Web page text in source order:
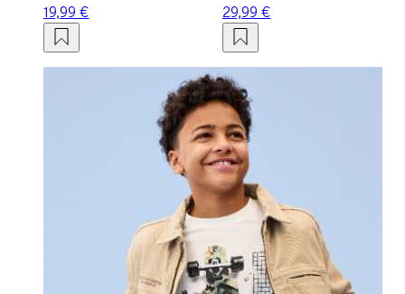
19,99 €
29,99 €